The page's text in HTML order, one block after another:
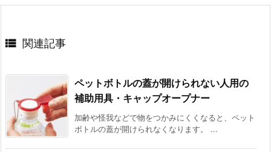
 関連記事
ペットボトルの蓋が開けられない人用の
補助用具・キャップオープナー
加齢や怪我などで物をつかみにくくなると、ペット
ボトルの蓋が開けられなくなります。 ...